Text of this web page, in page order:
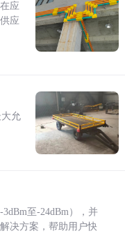
应
应
允
至-24dBm），并
决方案，帮助用户快